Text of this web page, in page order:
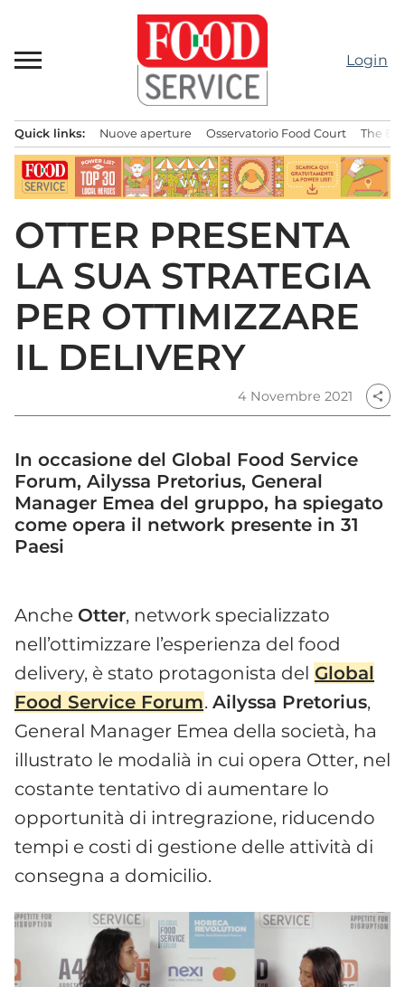
contenuto
Login
principale
Quick links: Nuove aperture Osservatorio Food Court The
OTTER PRESENTA
LA SUA STRATEGIA
PER OTTIMIZZARE
IL DELIVERY
4 Novembre 2021 share
In occasione del Global Food Service
Forum, Ailyssa Pretorius, General
Manager Emea del gruppo, ha spiegato
come opera il network presente in 31
Paesi
Anche Otter, network specializzato
nell’ottimizzare l’esperienza del food
delivery, è stato protagonista del Global
Food Service Forum.Ailyssa Pretorius,
General Manager Emea della società, ha
illustrato le modalià in cui opera Otter, nel
costante tentativo di aumentare lo
opportunità di intregrazione, riducendo
tempi e costi di gestione delle attività di
consegna a domicilio.